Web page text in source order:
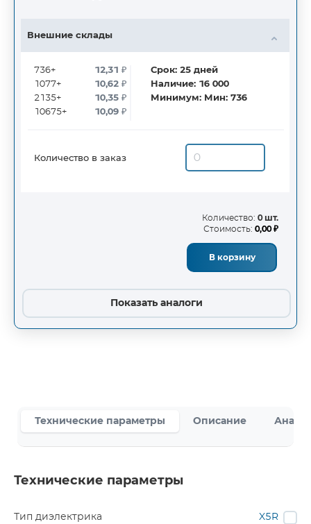
Внешние склады
736+
1077+
2135+
10675+
12,31₽
10,62₽
10,35₽
10,09₽
Срок:25дней
Наличие: 16 000
Минимум: Мин: 736
Количество в заказ
Количество: 0 шт.
Стоимость: 0,00 ₽
В корзину
Показать аналоги
Технические параметры Описание
Технические параметры
Тип диэлектрика X5R